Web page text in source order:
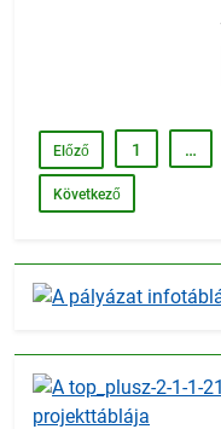
Előző 1 …
Következő